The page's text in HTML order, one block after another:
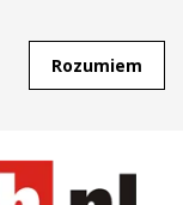
Rozumiem